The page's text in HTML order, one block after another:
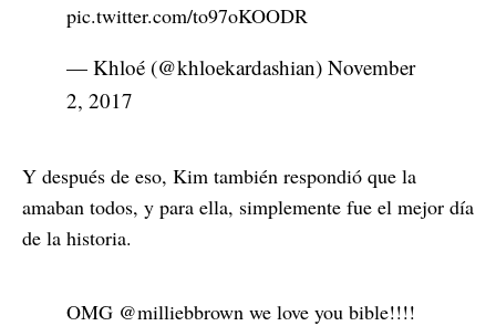
pic.twitter.com/to97oKOODR
— Khloé (@khloekardashian) November
2, 2017
Y después de eso, Kim también respondió que la
amaban todos, y para ella, simplemente fue el mejor día
de la historia.
OMG @milliebbrown we love you bible!!!!